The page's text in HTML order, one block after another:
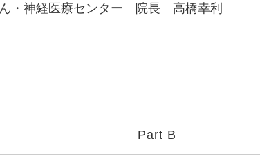
・神経医療センター 院長 高橋幸利
Part B